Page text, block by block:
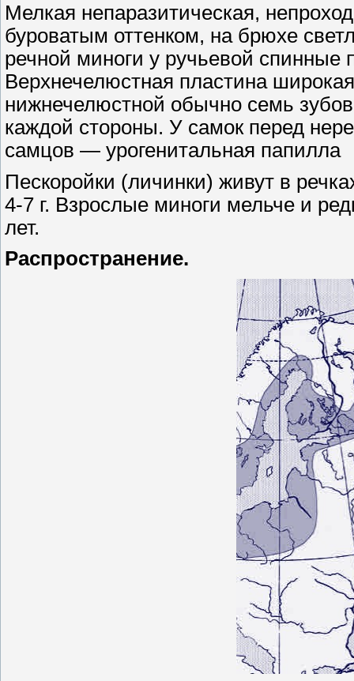
Мелкая непаразитическая,
буроватым оттенком, на брюхе
речной миноги у ручьевой спинные
Верхнечелюстная пластина
нижнечелюстной обычно семь
каждой стороны. У самок перед
самцов — урогенитальная папилла
Пескоройки (личинки) живут в
4-7 г. Взрослые миноги мельче и
лет.
Распространение.